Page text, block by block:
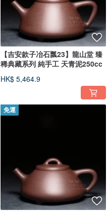
【吉安款子冶石瓢23】龍山堂 臻
稀典藏系列 純手工 天青泥250cc
HK$ 5,464.9
免運